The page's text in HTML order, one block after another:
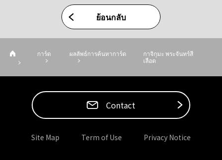
ย้อนกลับ
การ์ด ผลลัพธ์การค้นหาการ์ด
กาจิกุมะ พระจันทร์สี
เลือด
Contact
Site Map Term of Use Privacy Notice